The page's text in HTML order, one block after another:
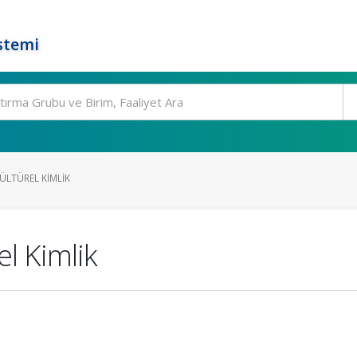
KIMLIK
Kimlik